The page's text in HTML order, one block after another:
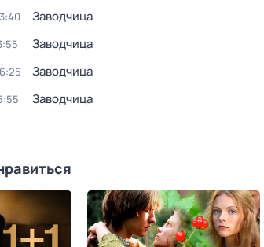
Заводчица
Заводчица
Заводчица
Заводчица